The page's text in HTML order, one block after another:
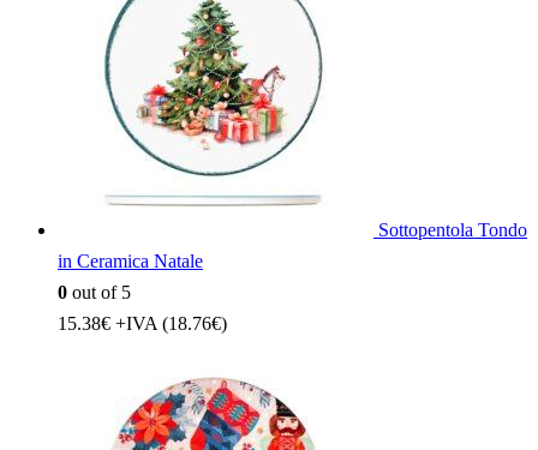
Sottopentola Tondo
in Ceramica Natale
0 out of 5
15.38€ +IVA (18.76€)